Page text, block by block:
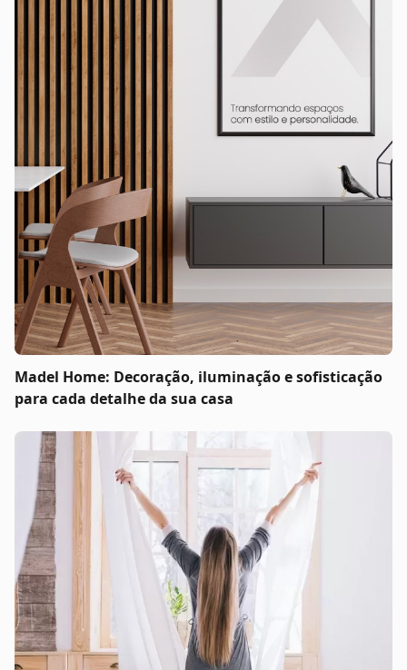
Madel Home: Decoração, iluminação e sofisticação
para cada detalhe da sua casa